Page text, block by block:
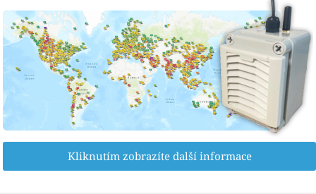
Kliknutím zobrazíte další informace